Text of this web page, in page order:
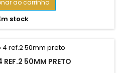
ao carrinho
stock
REF.2 50MM PRETO